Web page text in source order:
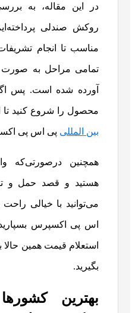
در این مقاله، به
روکش صندلی
مناسب تا انجام
تمامی مراحل به صورت
آورده شده است. پس
محصول را شروع کنید تا
بین المللی پی اس پی
همچنین درصورتی‌که
هستید و قصد حمل و
می‌توانید با خیالی راحت
اس پی اکسپرس
استعلام قیمت همین حالا
بگیرید.
بهترین